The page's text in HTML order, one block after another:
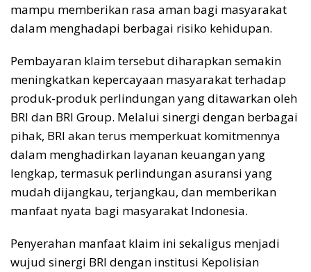
mampu memberikan rasa aman bagi masyarakat
dalam menghadapi berbagai risiko kehidupan.
Pembayaran klaim tersebut diharapkan semakin
meningkatkan kepercayaan masyarakat terhadap
produk-produk perlindungan yang ditawarkan oleh
BRI dan BRI Group. Melalui sinergi dengan berbagai
pihak, BRI akan terus memperkuat komitmennya
dalam menghadirkan layanan keuangan yang
lengkap, termasuk perlindungan asuransi yang
mudah dijangkau, terjangkau, dan memberikan
manfaat nyata bagi masyarakat Indonesia.
Penyerahan manfaat klaim ini sekaligus menjadi
wujud sinergi BRI dengan institusi Kepolisian